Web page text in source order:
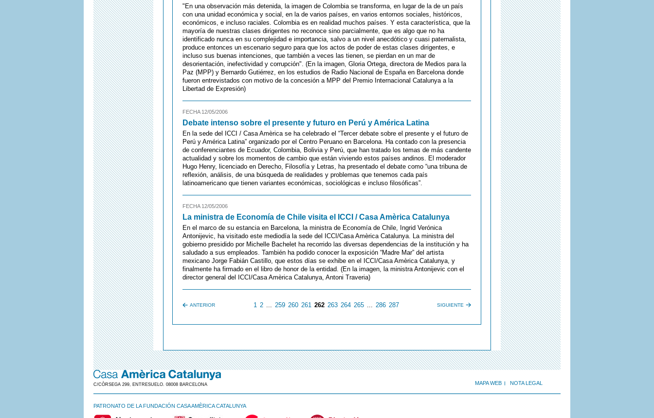
"En una observación más detenida, la imagen de Colombia se transforma, en lugar de la de un país
con una unidad económica y social, en la de varios países, en varios entornos sociales, históricos,
económicos, e incluso raciales. Colombia es en realidad muchos países. Y esta característica, que la
mayoría de nuestras clases dirigentes no reconoce sino parcialmente, que es algo que no ha
identificado nunca en su complejidad e importancia, salvo a un nivel anecdótico y cuasi paternalista,
produce entonces un escenario seguro para que los actos de poder de estas clases dirigentes, e
incluso sus buenas intenciones, que también a veces las tienen, se pierdan en un mar de
desorientación, inefectividad y corrupción". (En la imagen, Gloria Ortega, directora de Medios para la
Paz (MPP) y Bernardo Gutiérrez, en los estudios de Radio Nacional de España en Barcelona donde
fueron entrevistados con motivo de la concesión a MPP del Premio Internacional Catalunya a la
Libertad de Expresión)
FECHA 12/05/2006
Debate intenso sobre el presente y futuro en Perú y América Latina
En la sede del ICCI / Casa Amèrica se ha celebrado el “Tercer debate sobre el presente y el futuro de
Perú y América Latina” organizado por el Centro Peruano en Barcelona. Ha contado con la presencia
de conferenciantes de Ecuador, Colombia, Bolivia y Perú, que han tratado los temas de más candente
actualidad y sobre los momentos de cambio que están viviendo estos países andinos. El moderador
Hugo Henry, licenciado en Derecho, Filosofía y Letras, ha presentado el debate como “una tribuna de
reflexión, análisis, de una búsqueda de realidades y problemas que tenemos cada país
latinoamericano que tienen variantes económicas, sociológicas e incluso filosóficas”.
FECHA 12/05/2006
La ministra de Economía de Chile visita el ICCI / Casa Amèrica Catalunya
En el marco de su estancia en Barcelona, la ministra de Economía de Chile, Ingrid Verónica
Antonijevic, ha visitado este mediodía la sede del ICCI/Casa Amèrica Catalunya. La ministra del
gobierno presidido por Michelle Bachelet ha recorrido las diversas dependencias de la institución y ha
saludado a sus empleados. También ha podido conocer la exposición “Madre Mar” del artista
mexicano Jorge Fabián Castillo, que estos días se exhibe en el ICCI/Casa Amèrica Catalunya, y
finalmente ha firmado en el libro de honor de la entidad. (En la imagen, la ministra Antonijevic con el
director general del ICCI/Casa Amèrica Catalunya, Antoni Traveria)
ANTERIOR SIGUIENTE
1 2 ... 259 260 261 262 263 264 265 ... 286 287
MAPA WEB NOTA LEGAL
C/CÒRSEGA 299, ENTRESUELO. 08008 BARCELONA
PATRONATO DE LA FUNDACIÓN CASA AMÈRICA CATALUNYA